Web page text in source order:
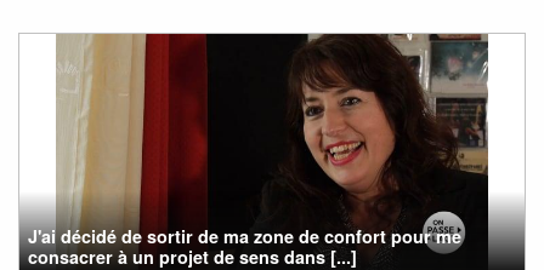
J'ai décidé de sortir de ma zone de confort pour me
consacrer à un projet de sens dans [...]